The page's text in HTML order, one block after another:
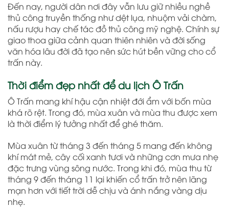
Đến nay, người dân nơi đây vẫn lưu giữ nhiều nghề
thủ công truyền thống như dệt lụa, nhuộm vải chàm,
nấu rượu hay chế tác đồ thủ công mỹ nghệ. Chính sự
giao thoa giữa cảnh quan thiên nhiên và đời sống
văn hóa lâu đời đã tạo nên sức hút bền vững cho cổ
trấn này.
Thời điểm đẹp nhất để du lịch Ô Trấn
Ô Trấn mang khí hậu cận nhiệt đới ẩm với bốn mùa
khá rõ rệt. Trong đó, mùa xuân và mùa thu được xem
là thời điểm lý tưởng nhất để ghé thăm.
Mùa xuân từ tháng 3 đến tháng 5 mang đến không
khí mát mẻ, cây cối xanh tươi và những cơn mưa nhẹ
đặc trưng vùng sông nước. Trong khi đó, mùa thu từ
tháng 9 đến tháng 11 lại khiến cổ trấn trở nên lãng
mạn hơn với tiết trời dễ chịu và ánh nắng vàng dịu
nhẹ.